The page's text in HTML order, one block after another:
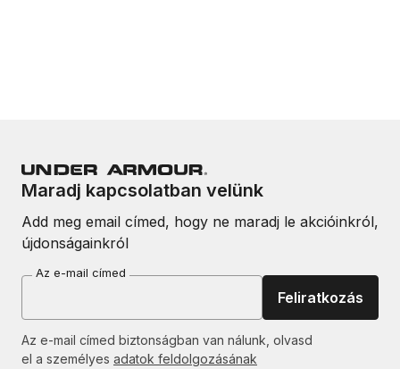
Maradj kapcsolatban velünk
Add meg email címed, hogy ne maradj le akcióinkról,
újdonságainkról
Az e-mail címed
Feliratkozás
Az e-mail címed biztonságban van nálunk, olvasd
el a személyes adatok feldolgozásának